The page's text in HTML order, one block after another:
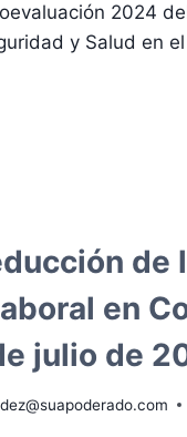
2024
y Salud en
de
en
julio de